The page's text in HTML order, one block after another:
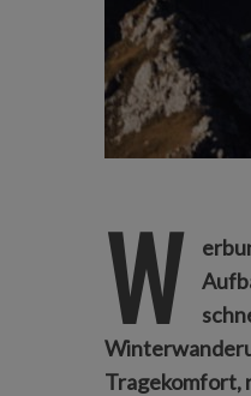
W
Tragekomfort,